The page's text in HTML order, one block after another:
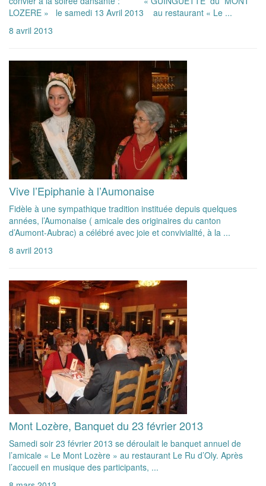
LOZERE » le samedi 13 Avril 2013 au restaurant « Le ...
8 avril 2013
Vive l’Epiphanie à l’Aumonaise
Fidèle à une sympathique tradition instituée depuis quelques
années, l’Aumonaise ( amicale des originaires du canton
d’Aumont-Aubrac) a célébré avec joie et convivialité, à la ...
8 avril 2013
Mont Lozère, Banquet du 23 février 2013
Samedi soir 23 février 2013 se déroulait le banquet annuel de
l’amicale « Le Mont Lozère » au restaurant Le Ru d’Oly. Après
l’accueil en musique des participants, ...